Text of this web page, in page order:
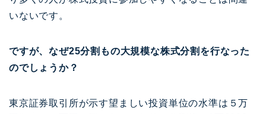
いないです。
ですが、なぜ25分割もの大規模な株式分割を行なった
のでしょうか？
東京証券取引所が示す望ましい投資単位の水準は５万